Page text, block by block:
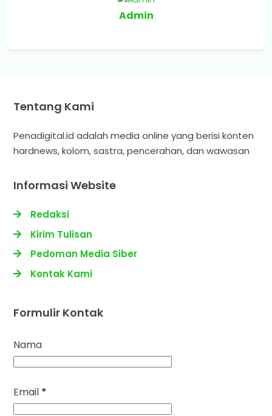
Admin
Tentang Kami
Penadigital.id adalah media online yang berisi konten
hardnews, kolom, sastra, pencerahan, dan wawasan
Informasi Website
Redaksi
Kirim Tulisan
Pedoman Media Siber
Kontak Kami
Formulir Kontak
Nama
Email *